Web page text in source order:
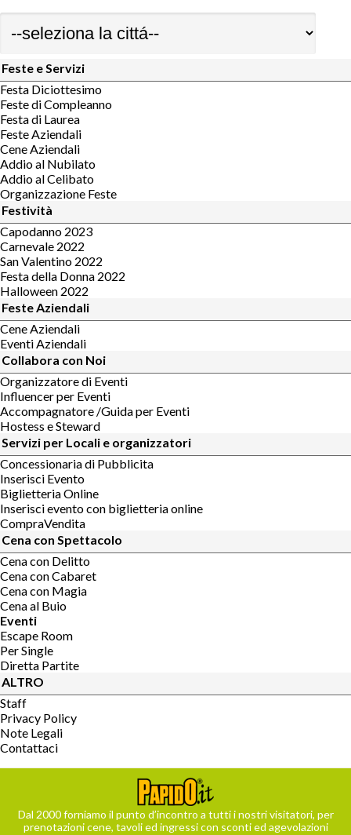
Feste e Servizi
Festa Diciottesimo
Feste di Compleanno
Festa di Laurea
Feste Aziendali
Cene Aziendali
Addio al Nubilato
Addio al Celibato
Organizzazione Feste
Festività
Capodanno 2023
Carnevale 2022
San Valentino 2022
Festa della Donna 2022
Halloween 2022
Feste Aziendali
Cene Aziendali
Eventi Aziendali
Collabora con Noi
Organizzatore di Eventi
Influencer per Eventi
Accompagnatore /Guida per Eventi
Hostess e Steward
Servizi per Locali e organizzatori
Concessionaria di Pubblicita
Inserisci Evento
Biglietteria Online
Inserisci evento con biglietteria online
CompraVendita
Cena con Spettacolo
Cena con Delitto
Cena con Cabaret
Cena con Magia
Cena al Buio
Eventi
Escape Room
Per Single
Diretta Partite
ALTRO
Staff
Privacy Policy
Note Legali
Contattaci
Dal 2000 forniamo il punto d’incontro a tutti i nostri visitatori, per
prenotazioni cene, tavoli ed ingressi con sconti ed agevolazioni